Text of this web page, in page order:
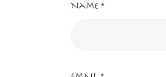
Name *